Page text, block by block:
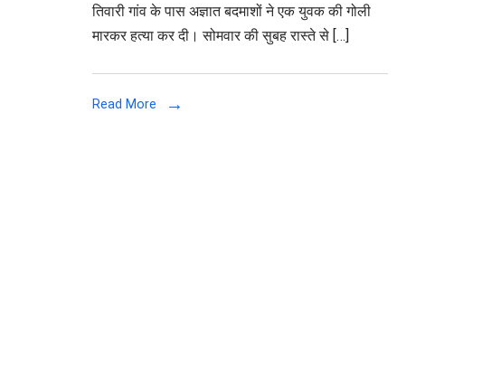
तिवारी गांव के पास अज्ञात बदमाशों ने एक युवक की गोली
मारकर हत्या कर दी। सोमवार की सुबह रास्ते से […]
Read More